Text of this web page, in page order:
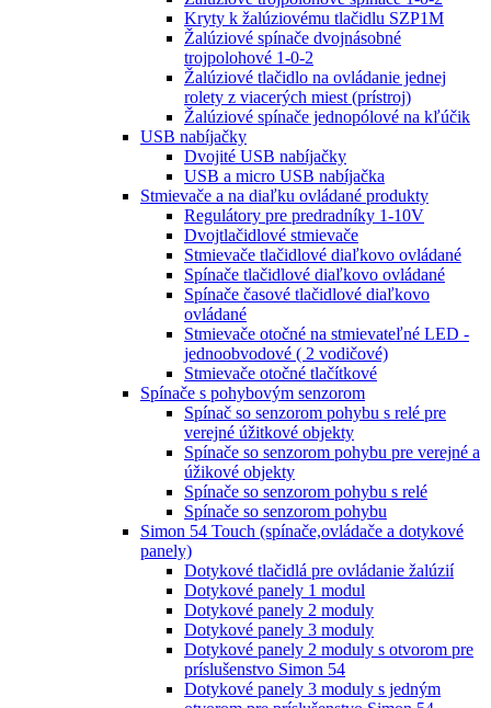
Kryty k žalúziovému tlačidlu SZP1M
Žalúziové spínače dvojnásobné
trojpolohové 1-0-2
Žalúziové tlačidlo na ovládanie jednej
rolety z viacerých miest (prístroj)
Žalúziové spínače jednopólové na kľúčik
USB nabíjačky
Dvojité USB nabíjačky
USB a micro USB nabíjačka
Stmievače a na diaľku ovládané produkty
Regulátory pre predradníky 1-10V
Dvojtlačidlové stmievače
Stmievače tlačidlové diaľkovo ovládané
Spínače tlačidlové diaľkovo ovládané
Spínače časové tlačidlové diaľkovo
ovládané
Stmievače otočné na stmievateľné LED -
jednoobvodové ( 2 vodičové)
Stmievače otočné tlačítkové
Spínače s pohybovým senzorom
Spínač so senzorom pohybu s relé pre
verejné úžitkové objekty
Spínače so senzorom pohybu pre verejné a
úžikové objekty
Spínače so senzorom pohybu s relé
Spínače so senzorom pohybu
Simon 54 Touch (spínače,ovládače a dotykové
panely)
Dotykové tlačidlá pre ovládanie žalúzií
Dotykové panely 1 modul
Dotykové panely 2 moduly
Dotykové panely 3 moduly
Dotykové panely 2 moduly s otvorom pre
príslušenstvo Simon 54
Dotykové panely 3 moduly s jedným